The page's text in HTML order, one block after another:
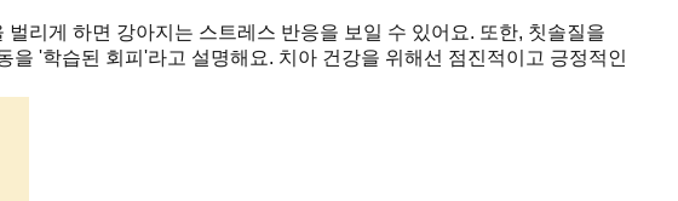
리게 하면 강아지는 스트레스 반응을 보일 수 있어요. 또한, 칫솔질을
'학습된 회피'라고 설명해요. 치아 건강을 위해선 점진적이고 긍정적인